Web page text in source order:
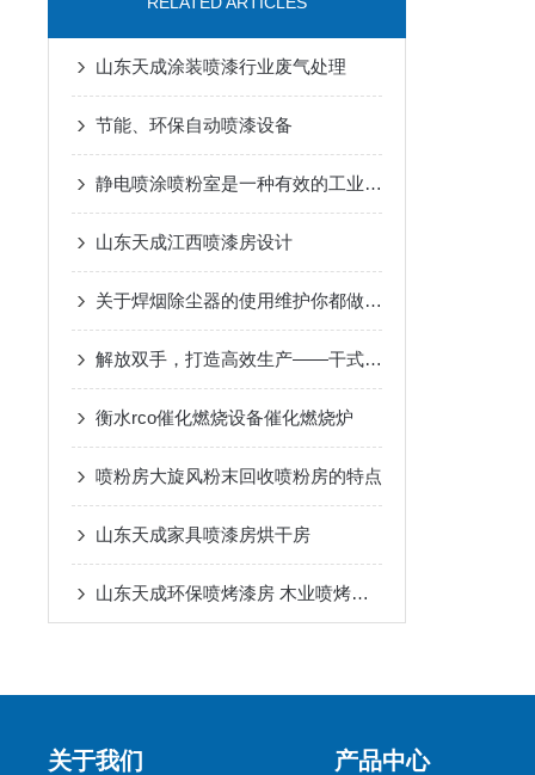
山东天成涂装喷漆行业废气处理
节能、环保自动喷漆设备
静电喷涂喷粉室是一种有效的工业涂装设备
山东天成江西喷漆房设计
关于焊烟除尘器的使用维护你都做对了吗
解放双手，打造高效生产——干式除尘打磨柜应用探析
衡水rco催化燃烧设备催化燃烧炉
喷粉房大旋风粉末回收喷粉房的特点
山东天成家具喷漆房烘干房
山东天成环保喷烤漆房 木业喷烤漆房发货烟台
关于我们 产品中心